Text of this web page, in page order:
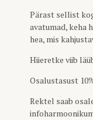
Pärast sellist
avatumad, keha
hea, mis
Hiieretke viib
Osalustasust
Rektel saab